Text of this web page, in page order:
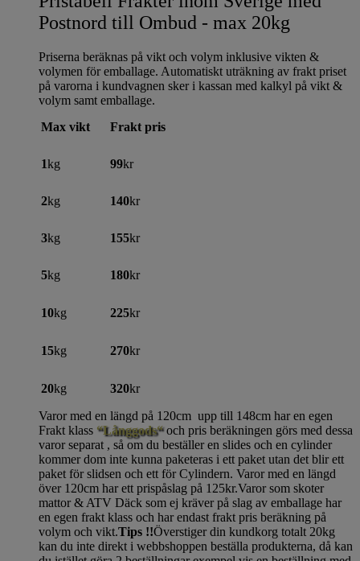
Postnord till Ombud - max 20kg
Priserna beräknas på vikt och volym inklusive vikten &
volymen för emballage. Automatiskt uträkning av frakt priset
på varorna i kundvagnen sker i kassan med kalkyl på vikt &
volym samt emballage.
Max vikt
Frakt pris
1kg 99kr
2kg 140kr
3kg 155kr
5kg 180kr
10kg 225kr
15kg 270kr
20kg 320kr
Varor med en längd på 120cm upp till 148cm har en egen
Frakt klass “Långgods“och pris beräkningen görs med dessa
varor separat , så om du beställer en slides och en cylinder
kommer dom inte kunna paketeras i ett paket utan det blir ett
paket för slidsen och ett för Cylindern. Varor med en längd
över 120cm har ett prispåslag på 125kr.Varor som skoter
mattor & ATV Däck som ej kräver på slag av emballage har
en egen frakt klass och har endast frakt pris beräkning på
volym och vikt.Tips !!Överstiger din kundkorg totalt 20kg
kan du inte direkt i webbshoppen beställa produkterna, då kan